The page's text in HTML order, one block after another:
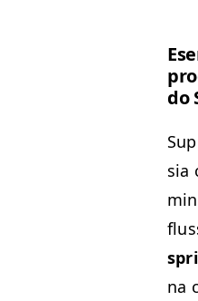
do
sia
na